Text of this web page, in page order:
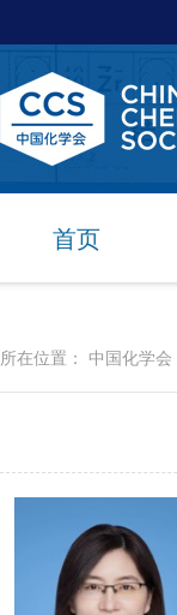
首页
所在位置： 中国化学会